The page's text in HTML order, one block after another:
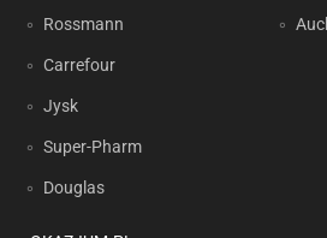
Rossmann
Carrefour
Jysk
Super-Pharm
Douglas